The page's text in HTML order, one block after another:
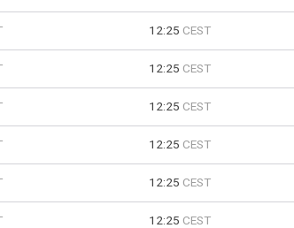
12:25 CEST
12:25 CEST
12:25 CEST
12:25 CEST
12:25 CEST
12:25 CEST